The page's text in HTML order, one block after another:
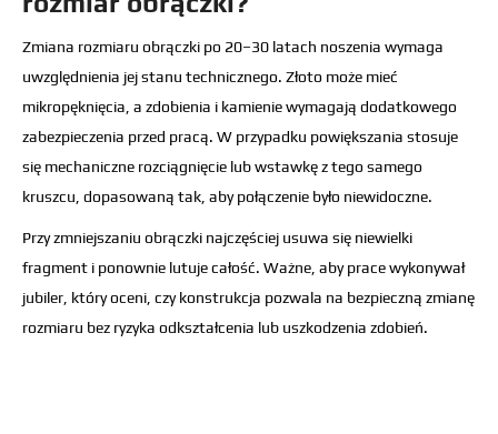
Zmiana rozmiaru obrączki po 20–30 latach noszenia wymaga
uwzględnienia jej stanu technicznego. Złoto może mieć
mikropęknięcia, a zdobienia i kamienie wymagają dodatkowego
zabezpieczenia przed pracą. W przypadku powiększania stosuje
się mechaniczne rozciągnięcie lub wstawkę z tego samego
kruszcu, dopasowaną tak, aby połączenie było niewidoczne.
Przy zmniejszaniu obrączki najczęściej usuwa się niewielki
fragment i ponownie lutuje całość. Ważne, aby prace wykonywał
jubiler, który oceni, czy konstrukcja pozwala na bezpieczną zmianę
rozmiaru bez ryzyka odkształcenia lub uszkodzenia zdobień.